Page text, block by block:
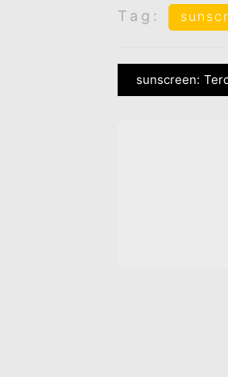
Tag:
sunscreen: